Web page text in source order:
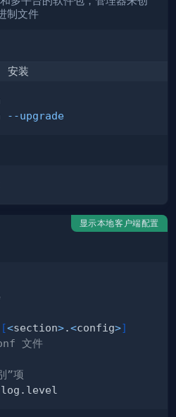
制文件
安装
--upgrade
显示本地客户端配置
[<section>.<config>]
文件
”项